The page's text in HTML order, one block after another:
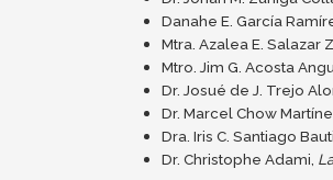
Danahe E. García
Mtra. Azalea E.
Mtro. Jim G. Acosta
Dr. Josué de J. Trejo
Dr. Marcel Chow
Dra. Iris C. Santiago
Dr. Christophe Adami,